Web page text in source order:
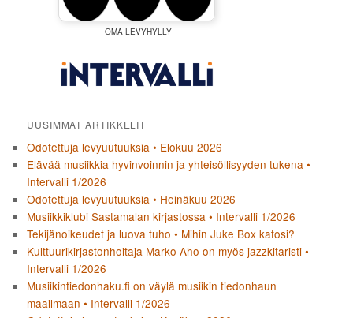
OMA LEVYHYLLY
UUSIMMAT ARTIKKELIT
Odotettuja levyuutuuksia • Elokuu 2026
Elävää musiikkia hyvinvoinnin ja yhteisöllisyyden tukena •
Intervalli 1/2026
Odotettuja levyuutuuksia • Heinäkuu 2026
Musiikkiklubi Sastamalan kirjastossa • Intervalli 1/2026
Tekijänoikeudet ja luova tuho • Mihin Juke Box katosi?
Kulttuurikirjastonhoitaja Marko Aho on myös jazzkitaristi •
Intervalli 1/2026
Musiikintiedonhaku.fi on väylä musiikin tiedonhaun
maailmaan • Intervalli 1/2026